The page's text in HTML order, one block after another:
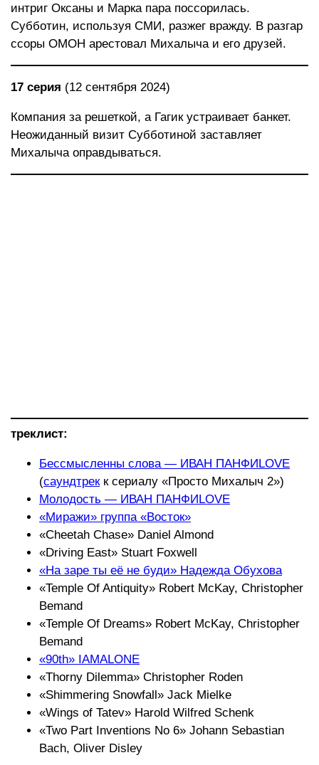
интриг Оксаны и Марка пара поссорилась.
Субботин, используя СМИ, разжег вражду. В разгар
ссоры ОМОН арестовал Михалыча и его друзей.
17 серия (12 сентября 2024)
Компания за решеткой, а Гагик устраивает банкет.
Неожиданный визит Субботиной заставляет
Михалыча оправдываться.
треклист:
Бессмысленны слова — ИВАН ПАНФИLOVE
(саундтрекк сериалу «Просто Михалыч 2»)
Молодость — ИВАН ПАНФИLOVE
«Миражи» группа «Восток»
«Cheetah Chase» Daniel Almond
«Driving East» Stuart Foxwell
«На заре ты её не буди» Надежда Обухова
«Temple Of Antiquity» Robert McKay, Christopher
Bemand
«Temple Of Dreams» Robert McKay, Christopher
Bemand
«90th» IAMALONE
«Thorny Dilemma» Christopher Roden
«Shimmering Snowfall» Jack Mielke
«Wings of Tatev» Harold Wilfred Schenk
«Two Part Inventions No 6» Johann Sebastian
Bach, Oliver Disley